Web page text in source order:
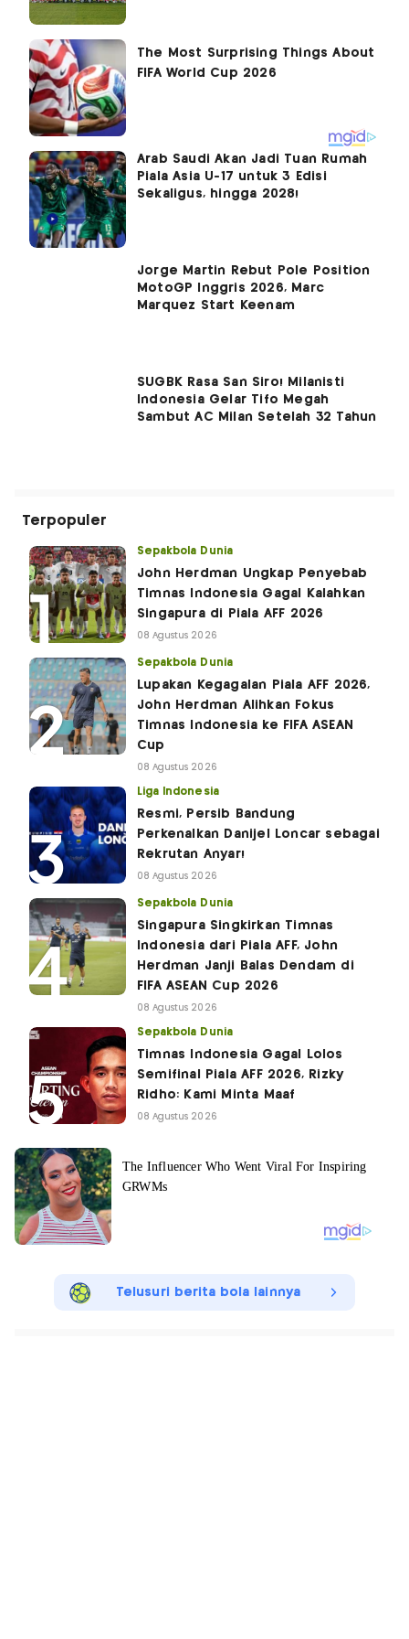
Arab Saudi Akan Jadi Tuan Rumah
Piala Asia U-17 untuk 3 Edisi
Sekaligus, hingga 2028!
Jorge Martin Rebut Pole Position
MotoGP Inggris 2026, Marc
Marquez Start Keenam
SUGBK Rasa San Siro! Milanisti
Indonesia Gelar Tifo Megah
Sambut AC Milan Setelah 32 Tahun
Terpopuler
Sepakbola Dunia
John Herdman Ungkap Penyebab
Timnas Indonesia Gagal Kalahkan
Singapura di Piala AFF 2026
08 Agustus 2026
Sepakbola Dunia
Lupakan Kegagalan Piala AFF 2026,
John Herdman Alihkan Fokus
Timnas Indonesia ke FIFA ASEAN
Cup
08 Agustus 2026
Liga Indonesia
Resmi, Persib Bandung
Perkenalkan Danijel Loncar sebagai
Rekrutan Anyar!
08 Agustus 2026
Sepakbola Dunia
Singapura Singkirkan Timnas
Indonesia dari Piala AFF, John
Herdman Janji Balas Dendam di
FIFA ASEAN Cup 2026
08 Agustus 2026
Sepakbola Dunia
Timnas Indonesia Gagal Lolos
Semifinal Piala AFF 2026, Rizky
Ridho: Kami Minta Maaf
08 Agustus 2026
Telusuri berita bola lainnya